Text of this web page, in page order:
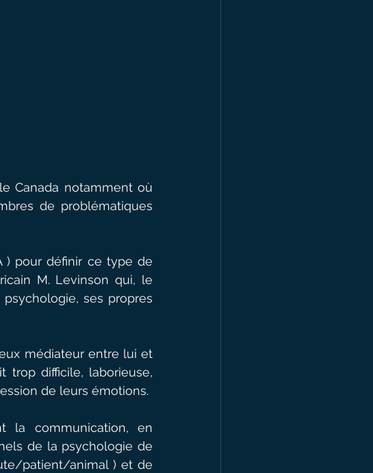
Canada notamment où
de problématiques
) pour définir ce type de
M. Levinson qui, le
ses propres
médiateur entre lui et
trop difficile, laborieuse,
de leurs émotions.
la communication, en
de la psychologie de
patient/animal ) et de